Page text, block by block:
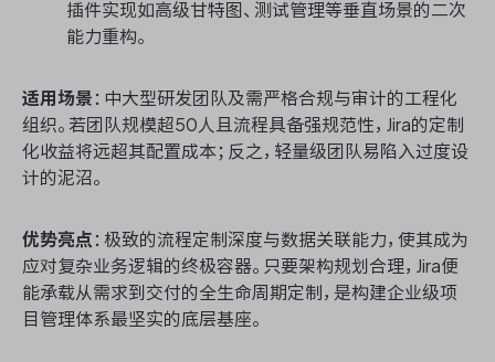
插件实现如高级甘特图、测试管理等垂直场景的二次
能力重构。
适用场景 ：中大型研发团队及需严格合规与审计的工程化
组织。若团队规模超50人且流程具备强规范性，Jira的定制
化收益将远超其配置成本；反之，轻量级团队易陷入过度设
计的泥沼。
优势亮点 ：极致的流程定制深度与数据关联能力，使其成为
应对复杂业务逻辑的终极容器。只要架构规划合理，Jira便
能承载从需求到交付的全生命周期定制，是构建企业级项
目管理体系最坚实的底层基座。